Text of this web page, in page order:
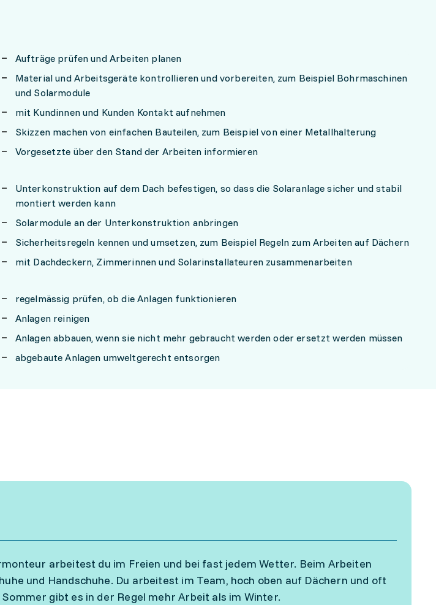
Aufträge prüfen und Arbeiten planen
Material und Arbeitsgeräte kontrollieren und vorbereiten, zum Beispiel Bohrmaschinen
und Solarmodule
mit Kundinnen und Kunden Kontakt aufnehmen
Skizzen machen von einfachen Bauteilen, zum Beispiel von einer Metallhalterung
Vorgesetzte über den Stand der Arbeiten informieren
Unterkonstruktion auf dem Dach befestigen, so dass die Solaranlage sicher und stabil
montiert werden kann
Solarmodule an der Unterkonstruktion anbringen
Sicherheitsregeln kennen und umsetzen, zum Beispiel Regeln zum Arbeiten auf Dächern
mit Dachdeckern, Zimmerinnen und Solarinstallateuren zusammenarbeiten
regelmässig prüfen, ob die Anlagen funktionieren
Anlagen reinigen
Anlagen abbauen, wenn sie nicht mehr gebraucht werden oder ersetzt werden müssen
abgebaute Anlagen umweltgerecht entsorgen
arbeitest du im Freien und bei fast jedem Wetter. Beim Arbeiten
und Handschuhe. Du arbeitest im Team, hoch oben auf Dächern und oft
gibt es in der Regel mehr Arbeit als im Winter.